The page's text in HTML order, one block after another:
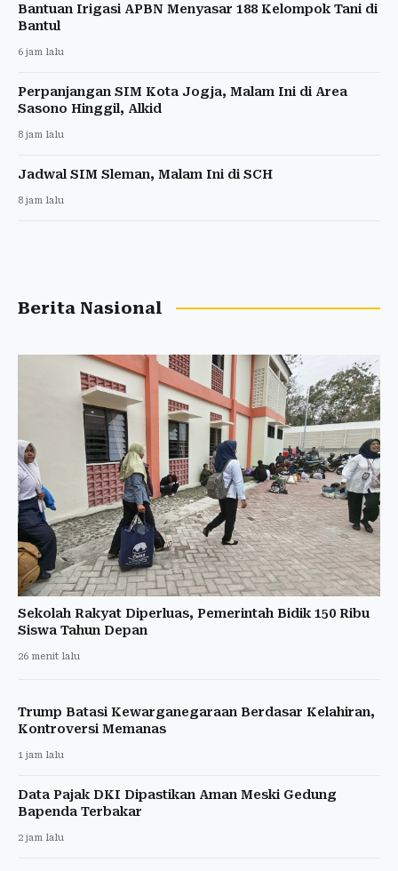
Bantuan Irigasi APBN Menyasar 188 Kelompok Tani di
Bantul
6 jam lalu
Perpanjangan SIM Kota Jogja, Malam Ini di Area
Sasono Hinggil, Alkid
8 jam lalu
Jadwal SIM Sleman, Malam Ini di SCH
8 jam lalu
Berita Nasional
Sekolah Rakyat Diperluas, Pemerintah Bidik 150 Ribu
Siswa Tahun Depan
26 menit lalu
Trump Batasi Kewarganegaraan Berdasar Kelahiran,
Kontroversi Memanas
1 jam lalu
Data Pajak DKI Dipastikan Aman Meski Gedung
Bapenda Terbakar
2 jam lalu